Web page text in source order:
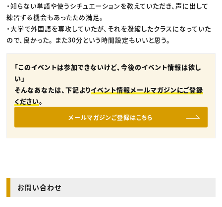
・知らない単語や使うシチュエーションを教えていただき、声に出して
練習する機会もあったため満足。
・大学で外国語を専攻していたが、それを凝縮したクラスになっていた
ので、良かった。 また30分という時間設定もいいと思う。
「このイベントは参加できないけど、今後のイベント情報は欲し
い」
そんなあなたは、下記よりイベント情報メールマガジンにご登録
ください。
メールマガジンご登録はこちら
お問い合わせ